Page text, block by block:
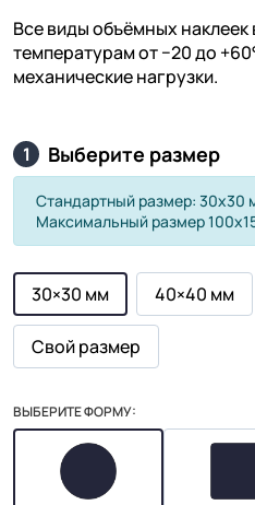
Все виды объёмных наклеек
температурам от −20 до
механические нагрузки.
1 Выберите размер
Стандартный размер: 30х30
Максимальный размер
30×30 мм 40×40 мм
Свой размер
ВЫБЕРИТЕ ФОРМУ: